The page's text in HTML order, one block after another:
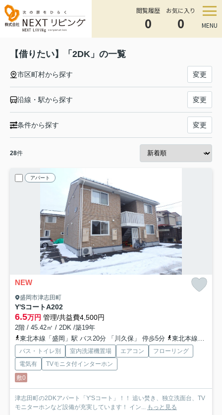
閲覧履歴
0
お気に入り
0 MENU
【借りたい】「2DK」の一覧
市区町村から探す 変更
沿線・駅から探す 変更
条件から探す 変更
28件
アパート
NEW
盛岡市津志田町
Y'SコートA202
6.5万円 管理/共益費4,500円
2階 / 45.42㎡ / 2DK /築19年
東北本線「盛岡」駅 バス20分 「川久保」 停歩5分
東北本線「岩手飯岡」駅 徒歩26分
バス・トイレ別 室内洗濯機置場 エアコン
フローリング
電気有
TVモニタ付インターホン
敷0
津志田町の2DKアパート「Y'Sコート」！！ 追い焚き、独立洗面台、TV
モニターホンなど設備が充実しています！ イン... もっと見る